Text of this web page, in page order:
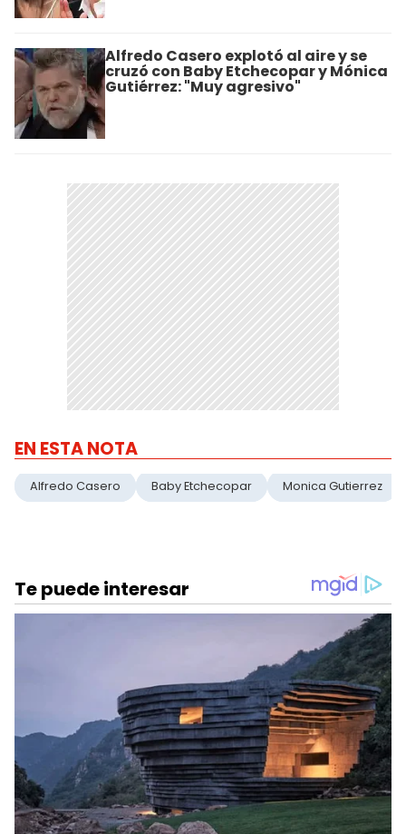
Alfredo Casero explotó al aire y se
cruzó con Baby Etchecopar y Mónica
Gutiérrez: "Muy agresivo"
EN ESTA NOTA
Alfredo Casero Baby Etchecopar Monica Gutierrez